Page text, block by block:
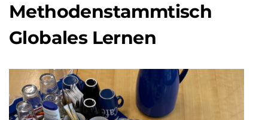
Methodenstammtisch
Globales Lernen